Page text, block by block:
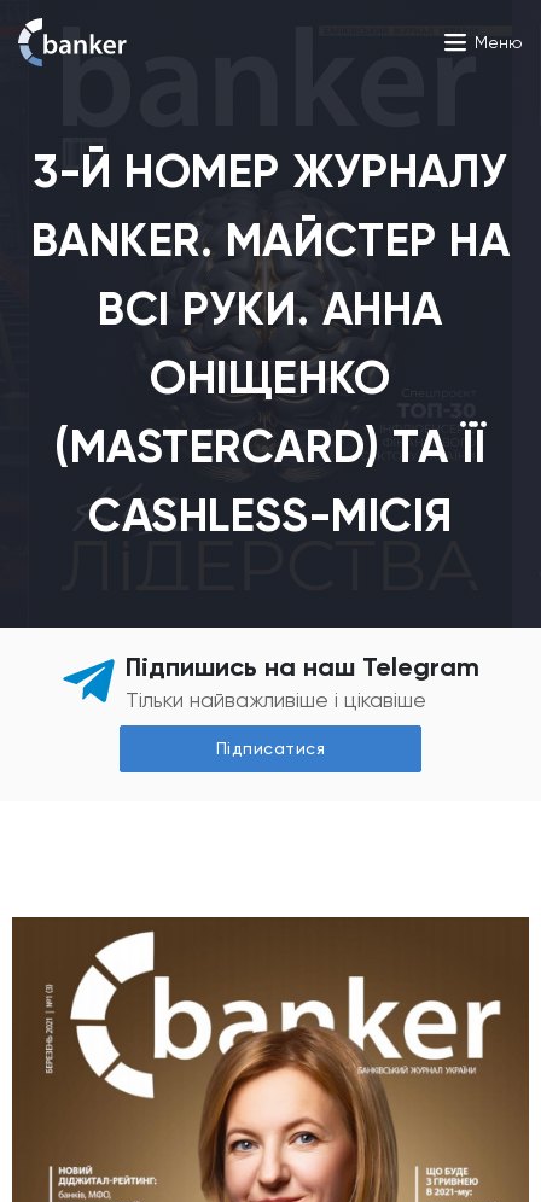
RU По-русски
Меню
3-Й НОМЕР ЖУРНАЛУ
BANKER. МАЙСТЕР НА
ВСІ РУКИ. АННА
ОНІЩЕНКО
(MASTERCARD) ТА ЇЇ
CASHLESS-МІСІЯ